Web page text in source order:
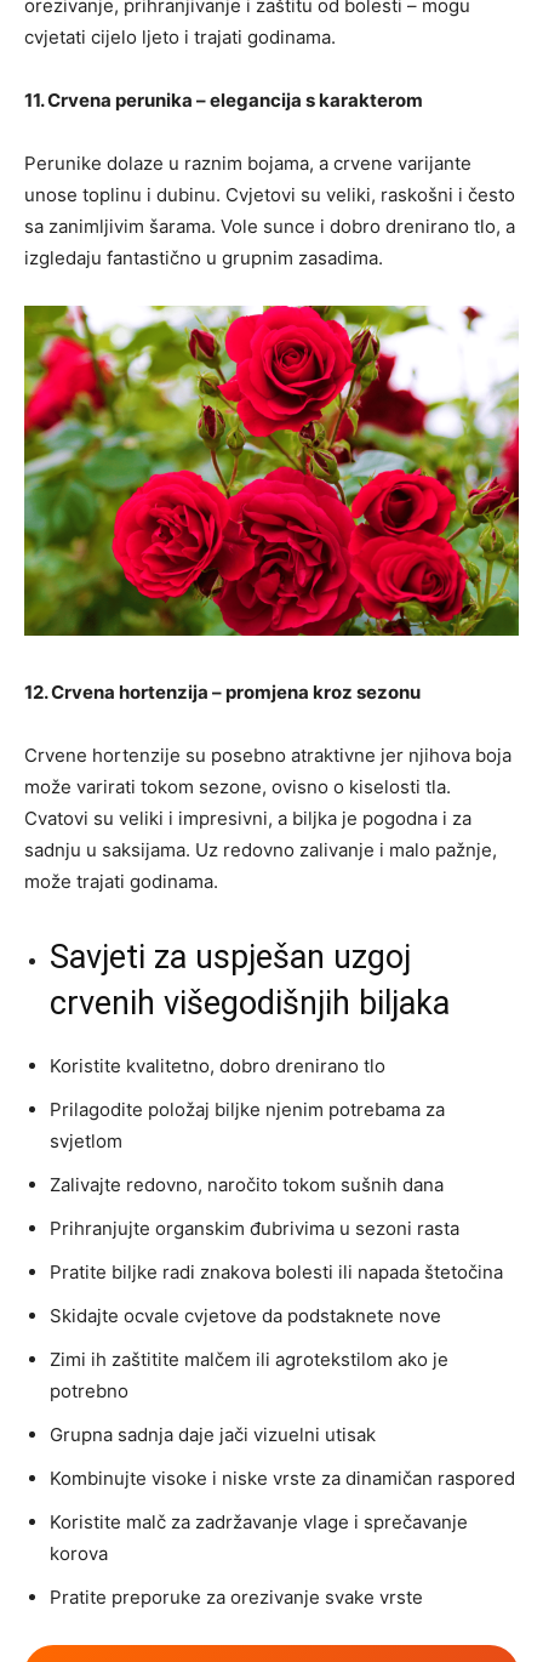
orezivanje, prihranjivanje i zaštitu od bolesti – mogu
cvjetati cijelo ljeto i trajati godinama.
11. Crvena perunika – elegancija s karakterom
Perunike dolaze u raznim bojama, a crvene varijante
unose toplinu i dubinu. Cvjetovi su veliki, raskošni i često
sa zanimljivim šarama. Vole sunce i dobro drenirano tlo, a
izgledaju fantastično u grupnim zasadima.
12. Crvena hortenzija – promjena kroz sezonu
Crvene hortenzije su posebno atraktivne jer njihova boja
može varirati tokom sezone, ovisno o kiselosti tla.
Cvatovi su veliki i impresivni, a biljka je pogodna i za
sadnju u saksijama. Uz redovno zalivanje i malo pažnje,
može trajati godinama.
Savjeti za uspješan uzgoj
crvenih višegodišnjih biljaka
Koristite kvalitetno, dobro drenirano tlo
Prilagodite položaj biljke njenim potrebama za
svjetlom
Zalivajte redovno, naročito tokom sušnih dana
Prihranjujte organskim đubrivima u sezoni rasta
Pratite biljke radi znakova bolesti ili napada štetočina
Skidajte ocvale cvjetove da podstaknete nove
Zimi ih zaštitite malčem ili agrotekstilom ako je
potrebno
Grupna sadnja daje jači vizuelni utisak
Kombinujte visoke i niske vrste za dinamičan raspored
Koristite malč za zadržavanje vlage i sprečavanje
korova
Pratite preporuke za orezivanje svake vrste